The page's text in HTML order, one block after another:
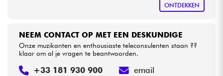
Bekijk onze merken
ONTDEKKEN
NEEM CONTACT OP MET EEN DESKUNDIGE
Onze muzikanten en enthousiaste teleconsulenten staan ??
klaar om al je vragen te beantwoorden.
+33 181 930 900 email